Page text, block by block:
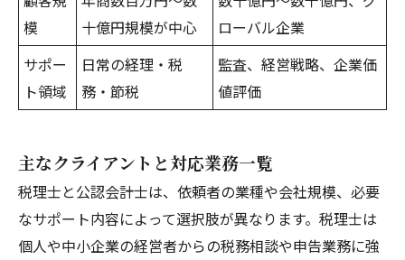
模
十億円規模が中心
ローバル企業
サポー
ト領域
日常の経理・税
務・節税
監査、経営戦略、企業価
値評価
主なクライアントと対応業務一覧
税理士と公認会計士は、依頼者の業種や会社規模、必要
なサポート内容によって選択肢が異なります。税理士は
個人や中小企業の経営者からの税務相談や申告業務に強